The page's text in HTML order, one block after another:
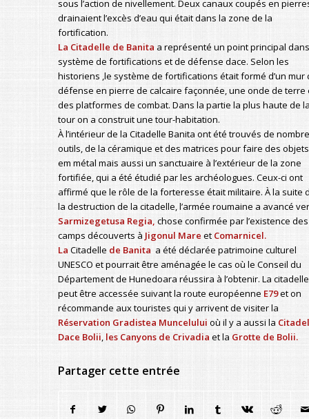
sous l’action de nivellement. Deux canaux coupés en
drainaient l’excès d’eau qui était dans la zone de la
fortification.
La Citadelle de Banita a représenté un point principal
système de fortifications et de défense dace. Selon les
historiens ,le système de fortifications était formé d’un mur
défense en pierre de calcaire façonnée, une onde de terre
des platformes de combat. Dans la partie la plus haute de
tour on a construit une tour-habitation.
À l’intérieur de la Citadelle Banita ont été trouvés de
outils, de la céramique et des matrices pour faire des objets
em métal mais aussi un sanctuaire à l’extérieur de la zone
fortifiée, qui a été étudié par les archéologues. Ceux-ci ont
affirmé que le rôle de la forteresse était militaire. À la suite
la destruction de la citadelle, l’armée roumaine a avancé
Sarmizegetusa Regia, chose confirmée par l’existence des
camps découverts à Jigonul Mare et Comarnicel.
La Citadelle de Banita a été déclarée patrimoine culturel
UNESCO et pourrait être aménagée le cas où le Conseil du
Département de Hunedoara réussira à l’obtenir. La citadelle
peut être accessée suivant la route européenne E79et on
récommande aux touristes qui y arrivent de visiter la
Réservation Gradistea Muncelului où il y a aussi la
Dace Bolii, les Canyons de Crivadia et la Grotte de Bolii.
Partager cette entrée